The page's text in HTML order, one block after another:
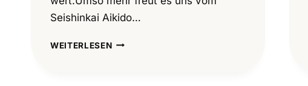
Seishinkai Aikido…
WEITERLESENERSTE-